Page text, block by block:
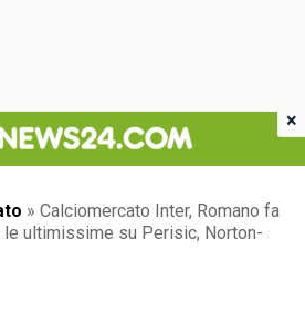
» Calciomercato Inter, Romano fa
le ultimissime su Perisic, Norton-
×